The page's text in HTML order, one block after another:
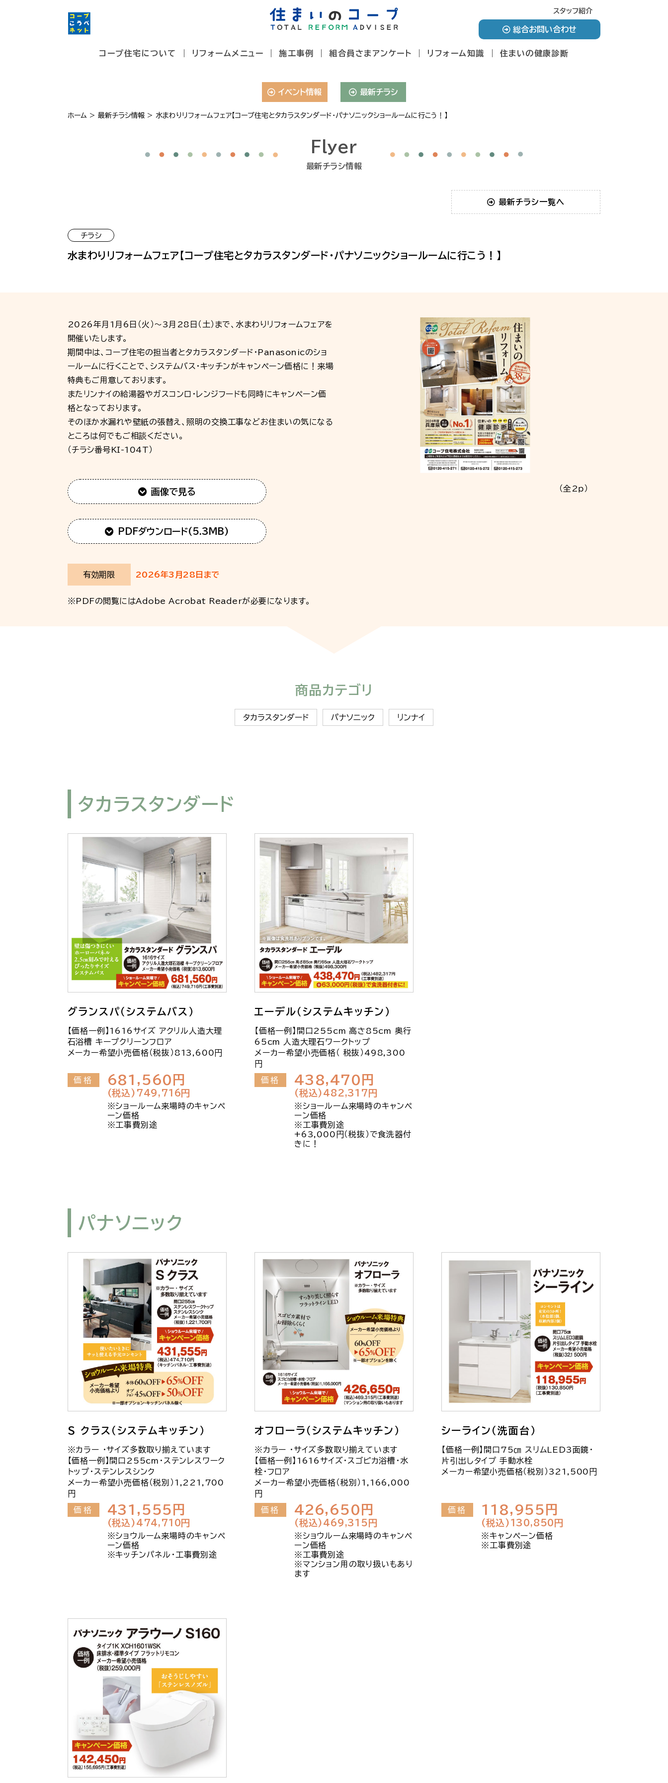
スタッフ紹介
総合お問い合わせ
コープ住宅について リフォームメニュー 施工事例 組合員さまアンケート リフォーム知識 住まいの健康診断
イベント情報 最新チラシ
ホーム > 最新チラシ情報> 水まわりリフォームフェア【コープ住宅とタカラスタンダード・パナソニックショールームに行こう！】
Flyer
最新チラシ情報
最新チラシ一覧へ
チラシ
水まわりリフォームフェア【コープ住宅とタカラスタンダード・パナソニックショールームに行こう！】
2026年月1月6日（火）～3月28日（土）まで、水まわりリフォームフェアを
開催いたします。
期間中は、コープ住宅の担当者とタカラスタンダード・Panasonicのショ
ールームに行くことで、システムバス・キッチンがキャンペーン価格に！来場
特典もご用意しております。
またリンナイの給湯器やガスコンロ・レンジフードも同時にキャンペーン価
格となっております。
そのほか水漏れや壁紙の張替え、照明の交換工事などお住まいの気になる
ところは何でもご相談ください。
（チラシ番号KI-104T）
画像で見る
PDFダウンロード(5.3MB)
有効期限 2026年3月28日まで
※PDFの閲覧にはAdobe Acrobat Readerが必要になります。
（全2ｐ）
商品カテゴリ
タカラスタンダード パナソニック リンナイ
タカラスタンダード
グランスパ（システムバス）
【価格一例】1616サイズ アクリル人造大理
石浴槽 キープクリーンフロア
メーカー希望小売価格（税抜）813,600円
価格 681,560円
(税込)749,716円
※ショールーム来場時のキャンペ
ーン価格
※工事費別途
エーデル（システムキッチン）
【価格一例】間口255cm 高さ85cm 奥行
65cm 人造大理石ワークトップ
メーカー希望小売価格（ 税抜）498,300
円
価格 438,470円
(税込)482,317円
※ショールーム来場時のキャンペ
ーン価格
※工事費別途
+63,000円（税抜）で食洗器付
きに！
パナソニック
S クラス（システムキッチン）
※カラー ・サイズ多数取り揃えています
【価格一例】間口255cm・ステンレスワーク
トップ・ステンレスシンク
メーカー希望小売価格（税別）1,221,700
円
価格 431,555円
(税込)474,710円
※ショウルーム来場時のキャンペ
ーン価格
※キッチンパネル・工事費別途
オフローラ（システムキッチン）
※カラー ・サイズ多数取り揃えています
【価格一例】1616サイズ・スゴピカ浴槽・水
栓・フロア
メーカー希望小売価格（税別）1,166,000
円
価格 426,650円
(税込)469,315円
※ショウルーム来場時のキャンペ
ーン価格
※工事費別途
※マンション用の取り扱いもあり
ます
シーライン（洗面台）
【価格一例】間口75㎝ スリムLED3面鏡・
片引出しタイプ 手動水栓
メーカー希望小売価格（税別）321,500円
価格 118,955円
(税込)130,850円
※キャンペーン価格
※工事費別途